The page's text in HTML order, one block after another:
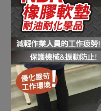
室內&戶外皆適用！適用工
廠、建築工地或游泳池..等多
直接購買
步行安全止滑墊